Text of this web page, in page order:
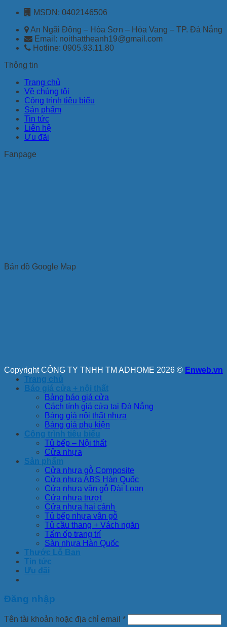
MSDN: 0402146506
An Ngãi Đông – Hòa Sơn – Hòa Vang – TP. Đà Nẵng
Email: noithattheanh19@gmail.com
Hotline: 0905.93.11.80
Thông tin
Trang chủ
Về chúng tôi
Công trình tiêu biểu
Sản phẩm
Tin tức
Liên hệ
Ưu đãi
Fanpage
Bản đồ Google Map
Copyright CÔNG TY TNHH TM ADHOME 2026 © Enweb.vn
Trang chủ
Báo giá cửa + nội thất
Bảng báo giá cửa
Cách tính giá cửa tại Đà Nẵng
Bảng giá nội thất nhựa
Bảng giá phụ kiện
Công trình tiêu biểu
Tủ bếp – Nội thất
Cửa nhựa
Sản phẩm
Cửa nhựa gỗ Composite
Cửa nhựa ABS Hàn Quốc
Cửa nhựa vân gỗ Đài Loan
Cửa nhựa trượt
Cửa nhựa hai cánh
Tủ bếp nhựa vân gỗ
Tủ cầu thang + Vách ngăn
Tấm ốp trang trí
Sàn nhựa Hàn Quốc
Thước Lỗ Ban
Tin tức
Ưu đãi
Đăng nhập
Tên tài khoản hoặc địa chỉ email *